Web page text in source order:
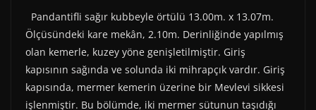
Pandantifli sağır kubbeyle örtülü 13.00m. x 13.07m.
Ölçüsündeki kare mekân, 2.10m. Derinliğinde yapılmış
olan kemerle, kuzey yöne genişletilmiştir. Giriş
kapısının sağında ve solunda iki mihrapçık vardır. Giriş
kapısında, mermer kemerin üzerine bir Mevlevi sikkesi
işlenmiştir. Bu bölümde, iki mermer sütunun taşıdığı